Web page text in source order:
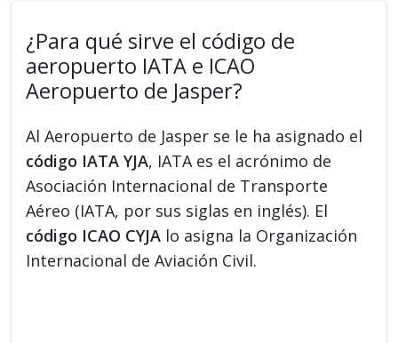
¿Para qué sirve el código de
aeropuerto IATA e ICAO
Aeropuerto de Jasper?
Al Aeropuerto de Jasper se le ha asignado el
código IATA YJA, IATA es el acrónimo de
Asociación Internacional de Transporte
Aéreo (IATA, por sus siglas en inglés). El
código ICAO CYJA lo asigna la Organización
Internacional de Aviación Civil.